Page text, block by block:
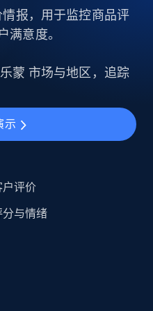
报，用于监控商品评
满意度。
蒙 市场与地区，追踪
示
户评价
与情绪